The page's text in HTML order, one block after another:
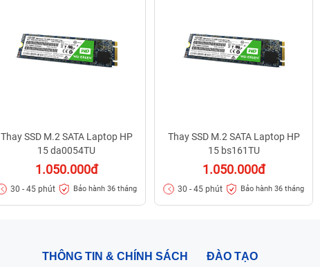
Thay SSD M.2 SATA Laptop HP
15 da0054TU
1.050.000đ
30 - 45 phút Bảo hành 36 tháng
Thay SSD M.2 SATA Laptop HP
15 bs161TU
1.050.000đ
30 - 45 phút Bảo hành 36 tháng
THÔNG TIN & CHÍNH SÁCH ĐÀO TẠO